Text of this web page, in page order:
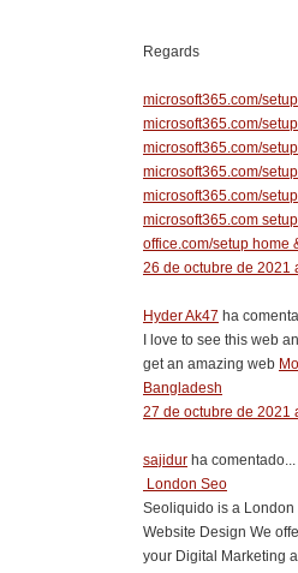
Regards
microsoft365.com/setup
microsoft365.com/
microsoft365.com/
microsoft365.com/
microsoft365.com/setup
microsoft365.com setup
office.com/setup home
26 de octubre de 2021
Hyder Ak47 ha
I love to see this web
get an amazing web
Bangladesh
27 de octubre de 2021
sajidur ha comentado...
London Seo
Seoliquido is a London
Website Design We
your Digital Marketing